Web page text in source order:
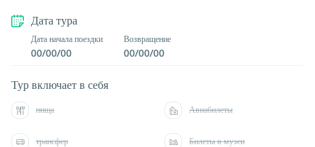
Дата тура
Дата начала поездки
00/00/00
Возвращение
00/00/00
Тур включает в себя
пища Авиабилеты
трансфер Билеты в музеи